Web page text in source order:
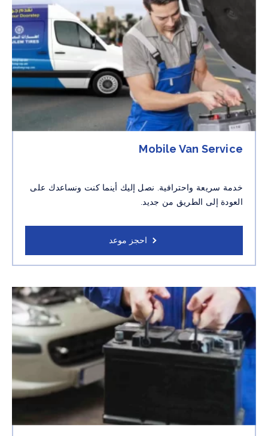
Mobile Van Service
خدمة سريعة واحترافية. نصل إليك أينما كنت ونساعدك على
العودة إلى الطريق من جديد.
احجز موعد